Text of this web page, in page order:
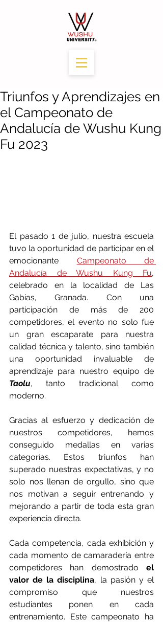
Triunfos y Aprendizajes en
el Campeonato de
Andalucía de Wushu Kung
Fu 2023
El pasado 1 de julio, nuestra escuela
tuvo la oportunidad de participar en el
emocionante Campeonato de
Andalucía de Wushu Kung Fu,
celebrado en la localidad de Las
Gabias, Granada. Con una
participación de más de 200
competidores, el evento no solo fue
un gran escaparate para nuestra
calidad técnica y talento, sino también
una oportunidad invaluable de
Taolu, tanto tradicional como
moderno.
Gracias al esfuerzo y dedicación de
nuestros competidores, hemos
conseguido medallas en varias
categorías. Estos triunfos han
superado nuestras expectativas, y no
solo nos llenan de orgullo, sino que
nos motivan a seguir entrenando y
mejorando a partir de toda esta gran
experiencia directa.
Cada competencia, cada exhibición y
cada momento de camaradería entre
competidores han demostrado el
valor de la disciplina, la pasión y el
compromiso que nuestros
estudiantes ponen en cada
entrenamiento. Este campeonato ha